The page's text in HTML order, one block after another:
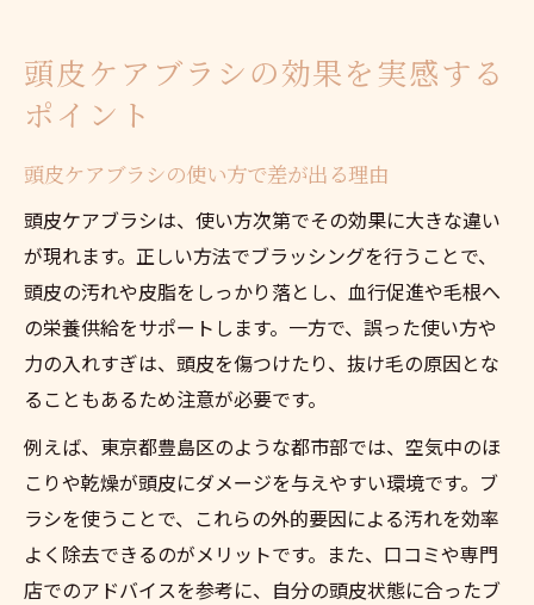
頭皮ケアブラシの効果を実感する
ポイント
頭皮ケアブラシの使い方で差が出る理由
頭皮ケアブラシは、使い方次第でその効果に大きな違い
が現れます。正しい方法でブラッシングを行うことで、
頭皮の汚れや皮脂をしっかり落とし、血行促進や毛根へ
の栄養供給をサポートします。一方で、誤った使い方や
力の入れすぎは、頭皮を傷つけたり、抜け毛の原因とな
ることもあるため注意が必要です。
例えば、東京都豊島区のような都市部では、空気中のほ
こりや乾燥が頭皮にダメージを与えやすい環境です。ブ
ラシを使うことで、これらの外的要因による汚れを効率
よく除去できるのがメリットです。また、口コミや専門
店でのアドバイスを参考に、自分の頭皮状態に合ったブ